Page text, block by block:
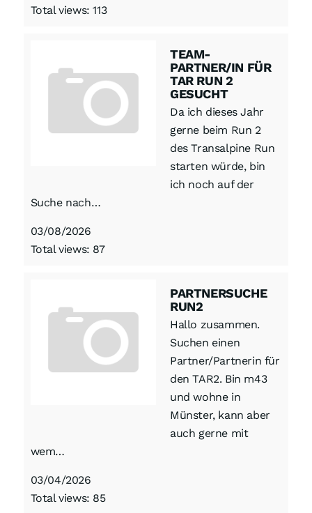
Total views: 113
TEAM-
PARTNER/IN FÜR
TAR RUN 2
GESUCHT
Da ich dieses Jahr
gerne beim Run 2
des Transalpine Run
starten würde, bin
ich noch auf der
Suche nach…
03/08/2026
Total views: 87
PARTNERSUCHE
RUN2
Hallo zusammen.
Suchen einen
Partner/Partnerin für
den TAR2. Bin m43
und wohne in
Münster, kann aber
auch gerne mit
wem…
03/04/2026
Total views: 85